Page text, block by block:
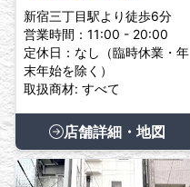
新宿三丁目駅より徒歩6分
営業時間：11:00 - 20:00
定休日：なし（臨時休業・年
末年始を除く）
取扱商材: すべて
店舗詳細・地図